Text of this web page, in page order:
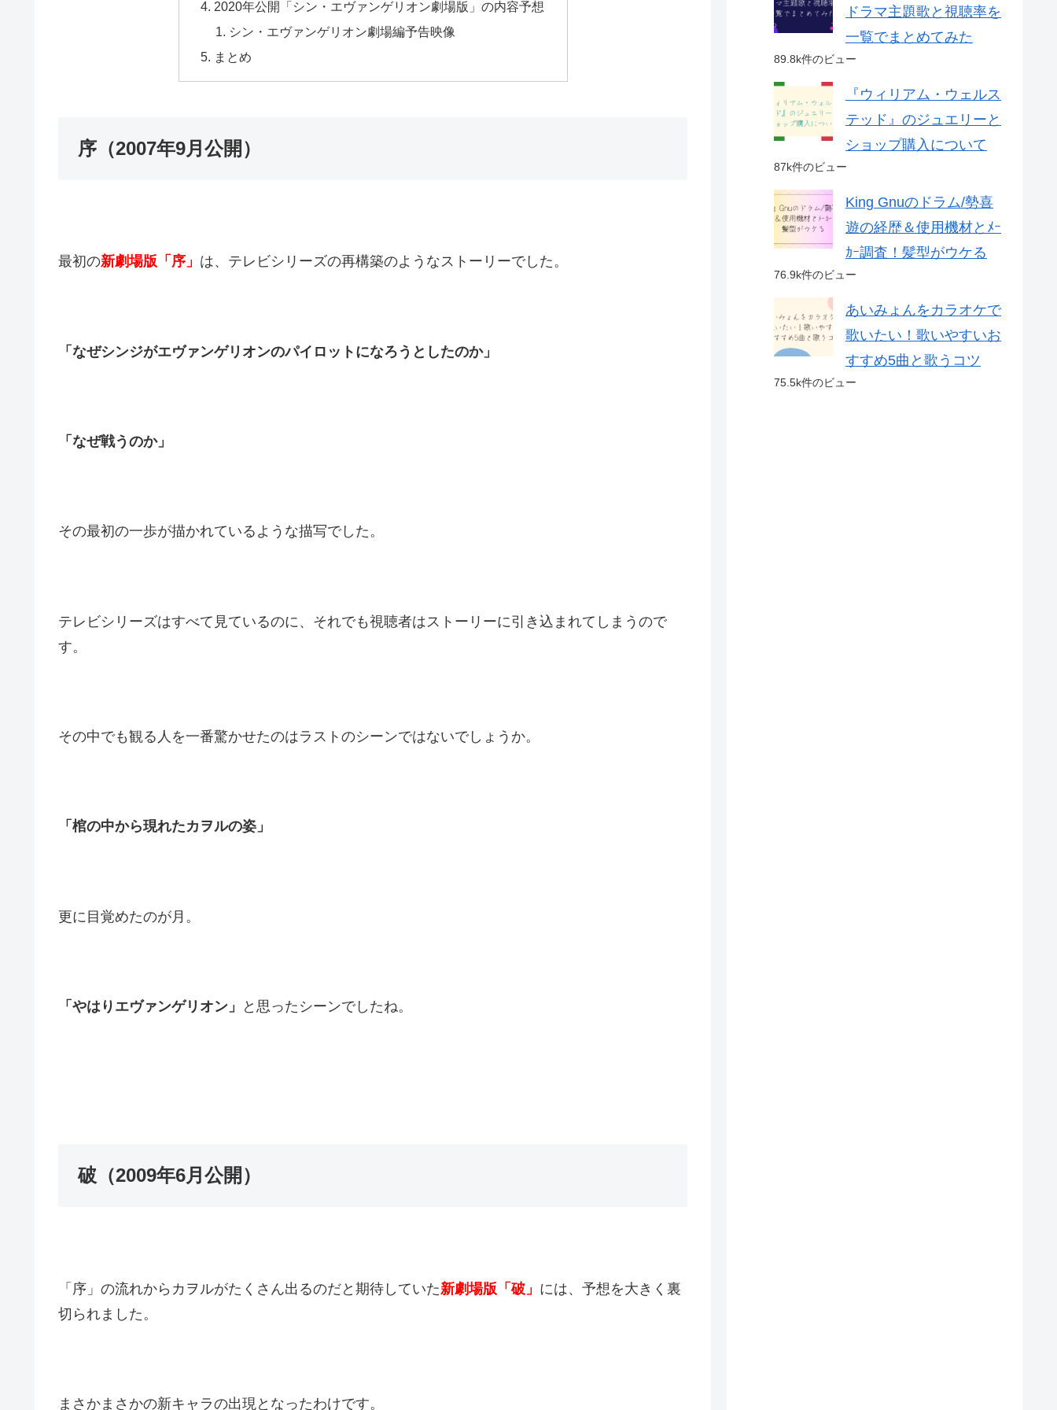
2020年公開「シン・エヴァンゲリオン劇場版」の内容予想
シン・エヴァンゲリオン劇場編予告映像
まとめ
序（2007年9月公開）
最初の新劇場版「序」 は、テレビシリーズの再構築のようなストーリーでした。
「なぜシンジがエヴァンゲリオンのパイロットになろうとしたのか」
「なぜ戦うのか」
その最初の一歩が描かれているような描写でした。
テレビシリーズはすべて見ているのに、それでも視聴者はストーリーに引き込まれてしまうので
す。
その中でも観る人を一番驚かせたのはラストのシーンではないでしょうか。
「棺の中から現れたカヲルの姿」
更に目覚めたのが月。
「やはりエヴァンゲリオン」 と思ったシーンでしたね。
破（2009年6月公開）
「序」の流れからカヲルがたくさん出るのだと期待していた新劇場版「破」 には、予想を大きく裏
切られました。
まさかまさかの新キャラの出現となったわけです。
ドラマ主題歌と視聴率を
一覧でまとめてみた
89.8k件のビュー
『ウィリアム・ウェルス
テッド』のジュエリーと
ショップ購入について
87k件のビュー
King Gnuのドラム/勢喜
遊の経歴＆使用機材とﾒｰ
ｶｰ調査！髪型がウケる
76.9k件のビュー
あいみょんをカラオケで
歌いたい！歌いやすいお
すすめ5曲と歌うコツ
75.5k件のビュー